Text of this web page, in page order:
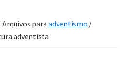
Arquivos para adventismo /
adventista